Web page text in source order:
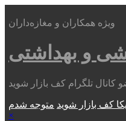
ویژه همکاران و مغازه‌داران
و بهداشتی
کف بازار شوید
×